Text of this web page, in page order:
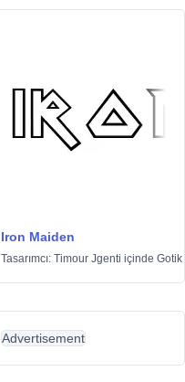
Iron Maiden
Tasarımcı: Timour Jgenti içinde Gotik
Advertisement